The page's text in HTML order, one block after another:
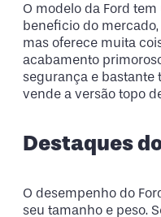
O modelo da Ford
beneficio do
mas oferece muita
acabamento
segurança e bastante
vende a versão topo
Destaques
O desempenho do
seu tamanho e peso.